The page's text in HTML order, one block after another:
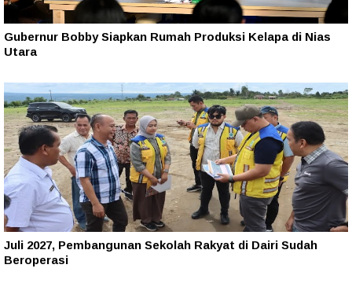
Gubernur Bobby Siapkan Rumah Produksi Kelapa di Nias
Utara
Juli 2027, Pembangunan Sekolah Rakyat di Dairi Sudah
Beroperasi